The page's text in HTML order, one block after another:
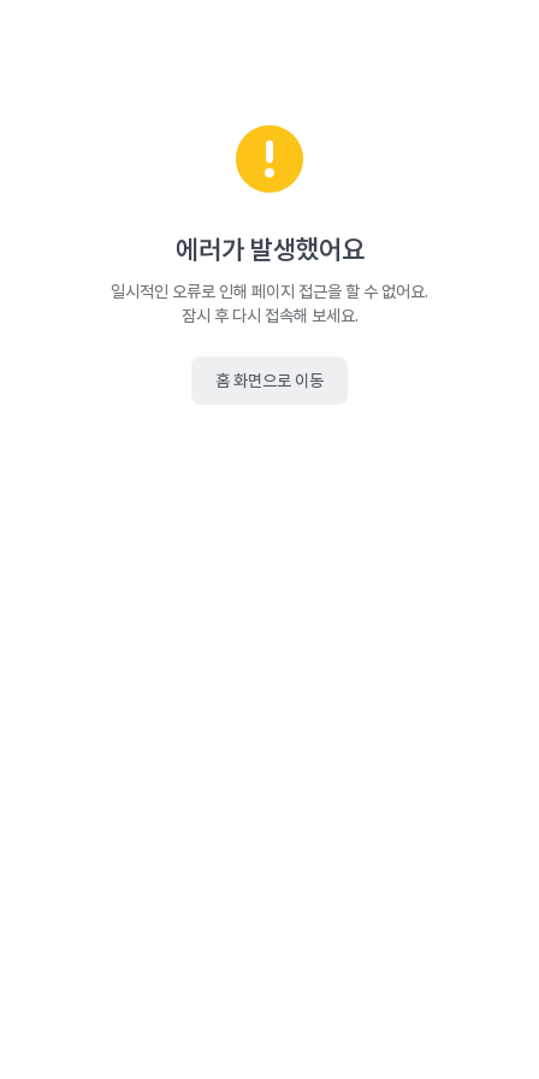
에러가 발생했어요
일시적인 오류로 인해 페이지 접근을 할 수 없어요.
잠시 후 다시 접속해 보세요.
홈 화면으로 이동